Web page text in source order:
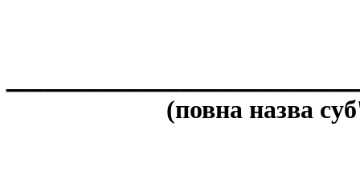
(повна назва